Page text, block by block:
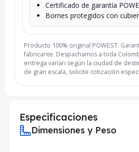
Certificado de garantía
Bornes protegidos con
Producto 100% original POWEST.
fabricante. Despachamos a toda
entrega varían según la ciudad de
de gran escala, solicite cotización
Especificaciones
Dimensiones y Peso